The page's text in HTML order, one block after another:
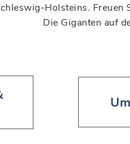
Holsteins. Freuen
Die Giganten auf